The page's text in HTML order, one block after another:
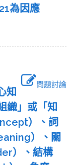
為因應
問題討論
知
織」或「知
）、詞
）、關
）、結構